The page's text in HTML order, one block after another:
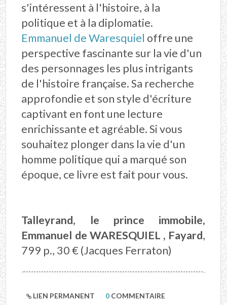
s'intéressent à l'histoire, à la
politique et à la diplomatie.
Emmanuel de Waresquiel offre une
perspective fascinante sur la vie d'un
des personnages les plus intrigants
de l'histoire française. Sa recherche
approfondie et son style d'écriture
captivant en font une lecture
enrichissante et agréable. Si vous
souhaitez plonger dans la vie d'un
homme politique qui a marqué son
époque, ce livre est fait pour vous.
Talleyrand, le prince immobile,
Emmanuel de WARESQUIEL , Fayard,
799 p., 30 € (Jacques Ferraton)
LIEN PERMANENT 0 COMMENTAIRE